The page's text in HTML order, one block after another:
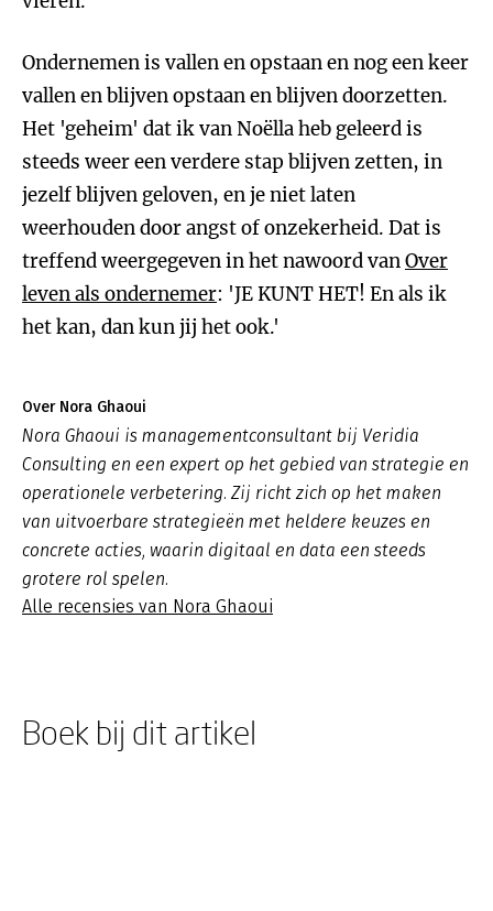
Ondernemen is vallen en opstaan en nog een keer
vallen en blijven opstaan en blijven doorzetten.
Het 'geheim' dat ik van Noëlla heb geleerd is
steeds weer een verdere stap blijven zetten, in
jezelf blijven geloven, en je niet laten
weerhouden door angst of onzekerheid. Dat is
treffend weergegeven in het nawoord vanOver
leven als ondernemer: 'JE KUNT HET! En als ik
het kan, dan kun jij het ook.'
Over Nora Ghaoui
Nora Ghaoui is managementconsultant bij Veridia
Consulting en een expert op het gebied van strategie en
operationele verbetering. Zij richt zich op het maken
van uitvoerbare strategieën met heldere keuzes en
concrete acties, waarin digitaal en data een steeds
grotere rol spelen.
Alle recensies van Nora Ghaoui
Boek bij dit artikel